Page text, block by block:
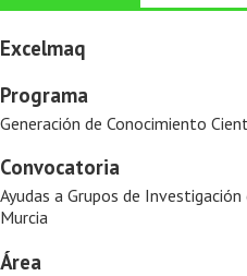
Excelmaq
Programa
Generación de Conocimiento
Convocatoria
Ayudas a Grupos de
Murcia
Área